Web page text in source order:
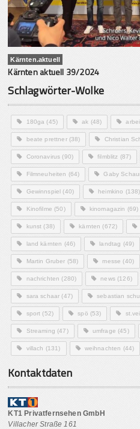
Kärnten.aktuell
Kärnten aktuell 39/2024
Schlagwörter-Wolke
180ga (45) ak (48)
beate prettner(38) Christian
Coronavirus (90) filmblitz (87)
Filmneuheiten (64) Gaby
Gewinnspiel (40) heimkino (138)
Kinofilme (50) kinomagazin (69)
kunst (38) kärnten (672)
land kärnten (46) landtag (49)
Martin Gruber (58) messe (40)
nachrichten (280) news(126)
sara schaar (47) sebastian
sport (52) spö (53)
Streaming (47) umfrage (45)
villach (131) weihnachten (44)
Kontaktdaten
KT1 Privatfernsehen GmbH
Villacher Straße 161